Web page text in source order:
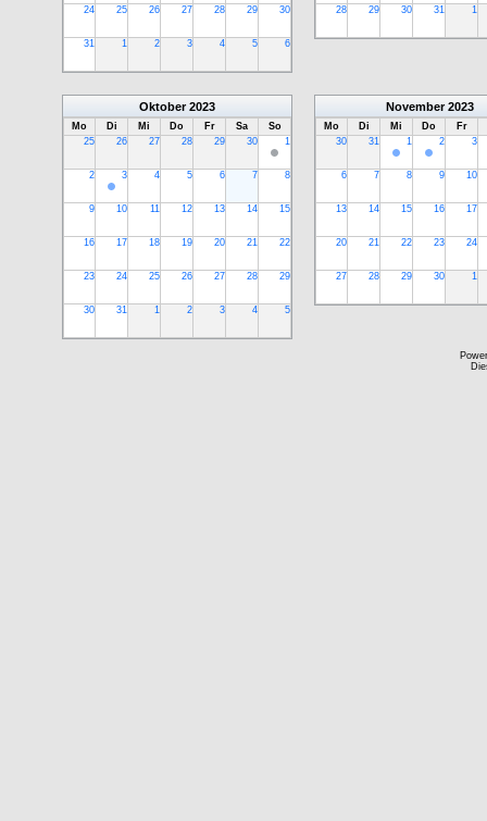
24 25 26 27 28 29 30
31 1 2 3 4 5 6
28 29 30 31 1
Oktober 2023
Mo Di Mi Do Fr Sa
So
25
26 27 28 29 30 1
2 3 4 5 6 7 8
9 10 11 12 13 14 15
16 17 18 19 20 21 22
23 24 25 26 27 28 29
30 31 1 2 3 4 5
November 2023
Mo Di Mi Do
Fr
30
31 1 2 3
6 7 8 9 10
13 14 15 16 17
20 21 22 23 24
27 28 29 30 1